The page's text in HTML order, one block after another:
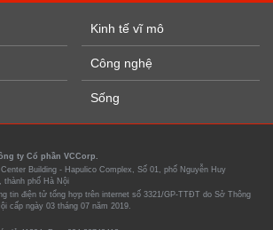
Kinh tế vĩ mô
Công nghệ
Sống
ty Cổ phần VCCorp.
Building - Hapulico Complex, Số 01, phố Nguyễn Huy
thành phố Hà Nội
tin điện tử tổng hợp trên internet số 3321/GP-TTĐT do Sở Thông
cấp ngày 03 tháng 07 năm 2019.